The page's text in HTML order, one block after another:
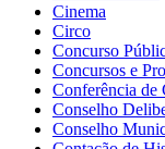
Cinema
Circo
Concurso
Concursos e
Conferência de
Conselho
Conselho